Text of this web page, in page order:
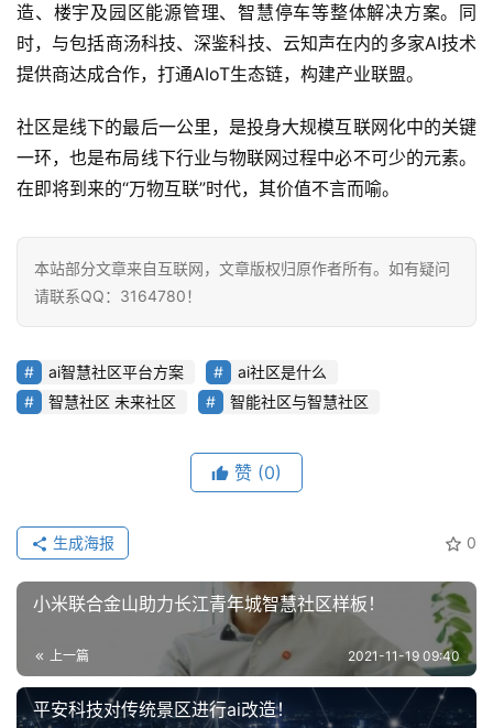
造、楼宇及园区能源管理、智慧停车等整体解决方案。同
时，与包括商汤科技、深鉴科技、云知声在内的多家AI技术
提供商达成合作，打通AIoT生态链，构建产业联盟。
社区是线下的最后一公里，是投身大规模互联网化中的关键
一环，也是布局线下行业与物联网过程中必不可少的元素。
在即将到来的“万物互联”时代，其价值不言而喻。
本站部分文章来自互联网，文章版权归原作者所有。如有疑问
请联系QQ：3164780！
ai智慧社区平台方案
ai社区是什么
智慧社区 未来社区
智能社区与智慧社区
赞 (0)
0
生成海报
小米联合金山助力长江青年城智慧社区样板！
上一篇 2021-11-19 09:40
平安科技对传统景区进行ai改造！